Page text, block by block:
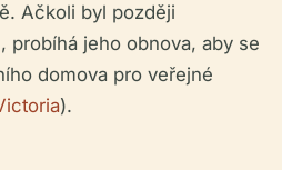
Ačkoli byl později
probíhá jeho obnova, aby se
domova pro veřejné
).